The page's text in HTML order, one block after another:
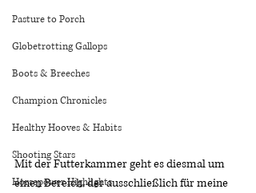
Pasture to Porch
Globetrotting Gallops
Boots & Breeches
Champion Chronicles
Healthy Hooves & Habits
Shooting Stars
Horsepower Highlights
Mit der Futterkammer geht es diesmal um
einen Bereich, der ausschließlich für meine